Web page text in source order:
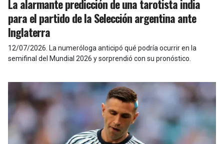
La alarmante predicción de una tarotista india
para el partido de la Selección argentina ante
Inglaterra
12/07/2026 La numeróloga anticipó qué podría ocurrir en la
semifinal del Mundial 2026 y sorprendió con su pronóstico.